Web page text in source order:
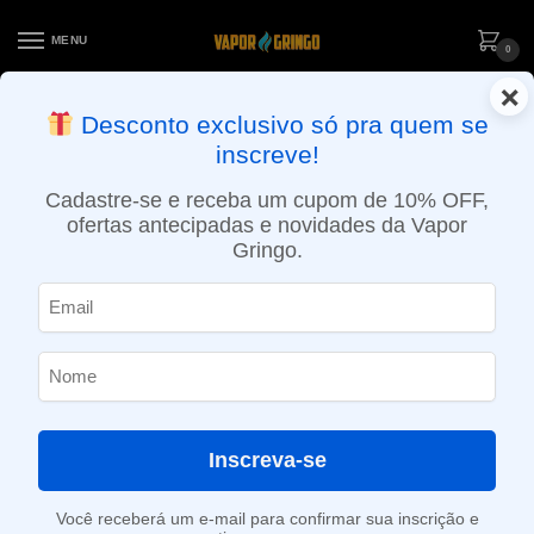
MENU
0
ENTREGA NO MESMO DIA EM SÃO PAULO (SEG A SEX): PEDIDOS
APROVADOS ATÉ 15:30 VIA MOTOBOY
×
Desconto exclusivo só pra quem se
inscreve!
Cadastre-se e receba um cupom de 10% OFF,
ofertas antecipadas e novidades da Vapor
Gringo.
Inscreva-se
Você receberá um e-mail para confirmar sua inscrição e